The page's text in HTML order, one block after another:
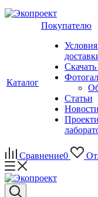
Каталог
Покупателю
Статьи
Новости
Сравнение0